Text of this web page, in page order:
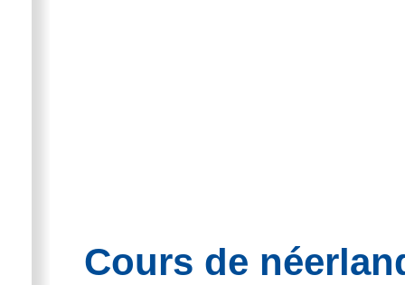
Cours de